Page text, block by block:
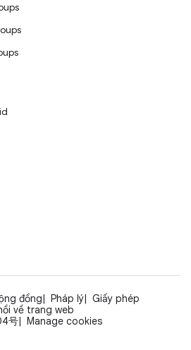
đồng Pháp lý
Giấy phép
về trang web
号
Manage cookies